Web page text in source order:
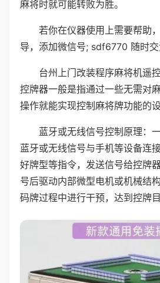
麻将时就可能转败为胜。
若你在仪器使用上需要帮助
导，添加微信号; sdf6770 随时交
台州上门改装程序麻将机遥
控牌器一般是指通过一些无需对
操作就能实现控制麻将牌功能的设
蓝牙或无线信号控制原理：
蓝牙或无线信号与手机等设备连
好牌型等指令，发送信号给控牌
号后驱动内部微型电机或机械结
码牌过程中进行干预，达到控牌目